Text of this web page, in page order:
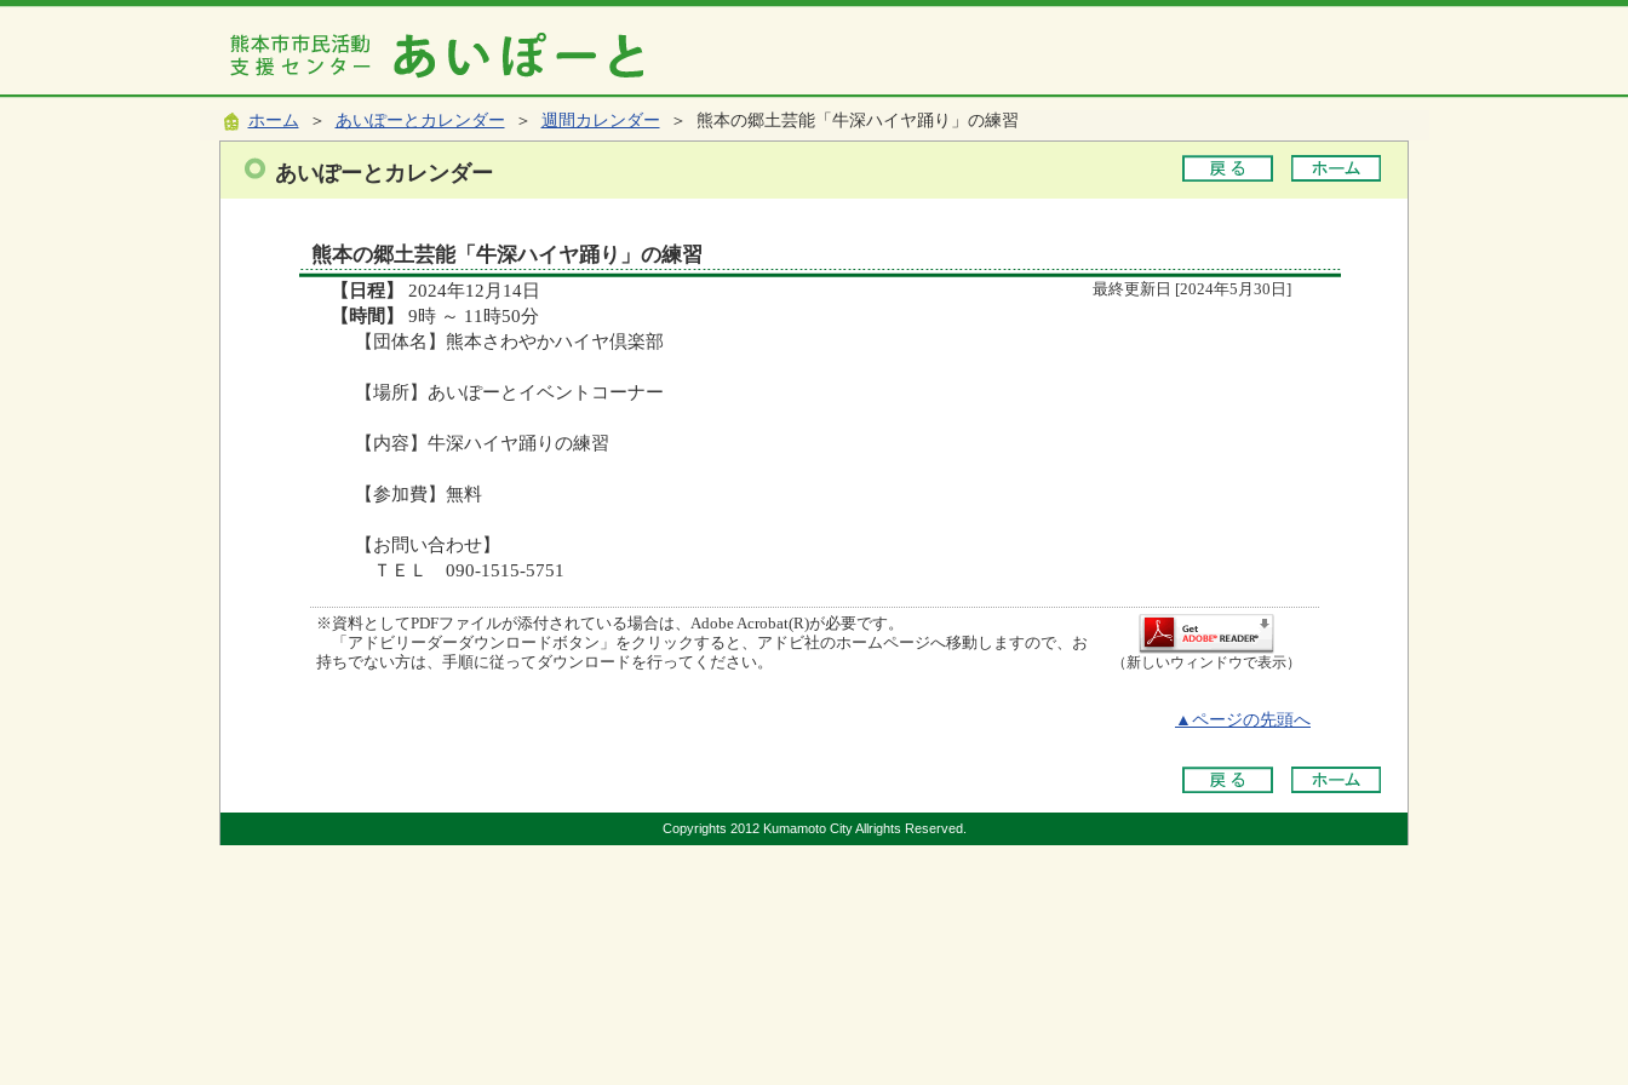
ホーム ＞ あいぽーとカレンダー ＞ 週間カレンダー ＞ 熊本の郷土芸能「牛深ハイヤ踊り」の練習
あいぽーとカレンダー
熊本の郷土芸能「牛深ハイヤ踊り」の練習
【日程】 2024年12月14日 最終更新日 [2024年5月30日]
【時間】
9時 ～ 11時50分
【団体名】熊本さわやかハイヤ倶楽部
【場所】あいぽーとイベントコーナー
【内容】牛深ハイヤ踊りの練習
【参加費】無料
【お問い合わせ】
ＴＥＬ 090-1515-5751
※資料としてPDFファイルが添付されている場合は、Adobe Acrobat(R)が必要です。
「アドビリーダーダウンロードボタン」をクリックすると、アドビ社のホームページへ移動しますので、お
持ちでない方は、手順に従ってダウンロードを行ってください。
（新しいウィンドウで表示）
▲ページの先頭へ
Copyrights 2012 Kumamoto City Allrights Reserved.